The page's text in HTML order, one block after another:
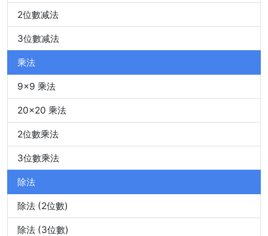
2位數减法
3位數减法
乘法
9x9 乘法
20x20 乘法
2位數乘法
3位數乘法
除法
除法 (2位數)
除法 (3位數)